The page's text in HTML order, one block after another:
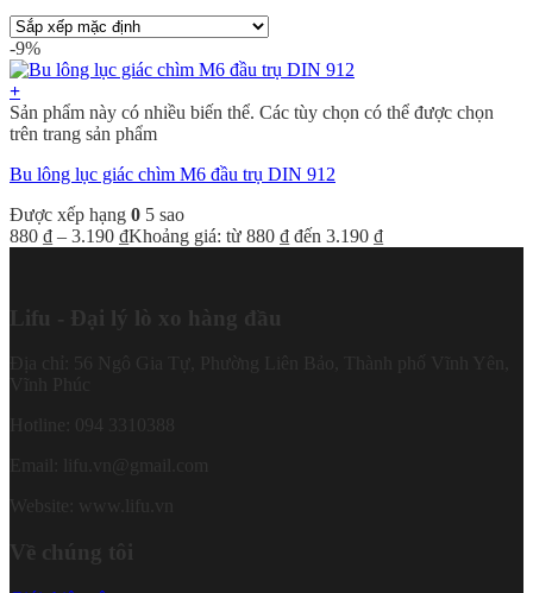
-9%
+
Sản phẩm này có nhiều biến thể. Các tùy chọn có thể được chọn
trên trang sản phẩm
Bu lông lục giác chìm M6 đầu trụ DIN 912
Được xếp hạng 0 5 sao
880 ₫ – 3.190 ₫Khoảng giá: từ 880 ₫ đến 3.190 ₫
Lifu - Đại lý lò xo hàng đầu
Địa chỉ: 56 Ngô Gia Tự, Phường Liên Bảo, Thành phố Vĩnh Yên,
Hotline: 094 3310388
Về chúng tôi